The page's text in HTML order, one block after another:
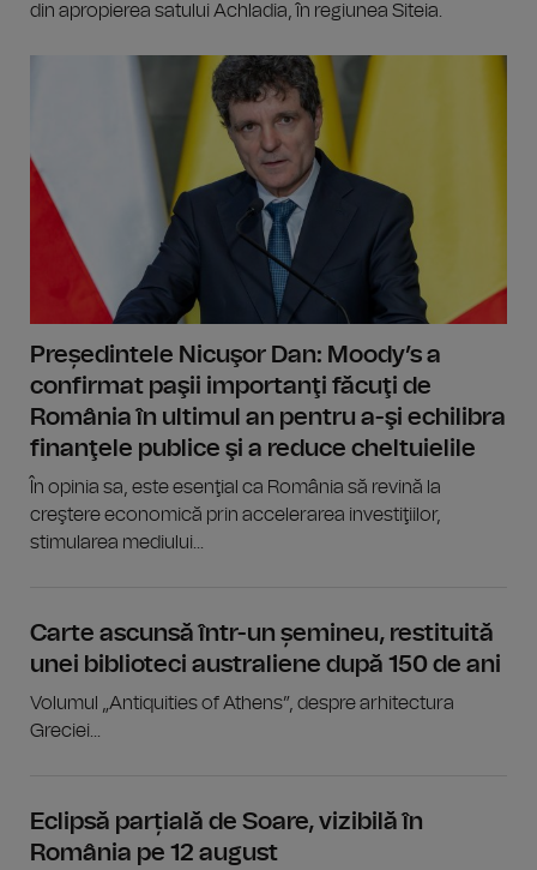
din apropierea satului Achladia, în regiunea Siteia.
Președintele Nicuşor Dan: Moody’s a
confirmat paşii importanţi făcuţi de
România în ultimul an pentru a-şi echilibra
finanţele publice şi a reduce cheltuielile
În opinia sa, este esenţial ca România să revină la
creştere economică prin accelerarea investiţiilor,
stimularea mediului...
Carte ascunsă într-un șemineu, restituită
unei biblioteci australiene după 150 de ani
Volumul „Antiquities of Athens”, despre arhitectura
Greciei...
Eclipsă parțială de Soare, vizibilă în
România pe 12 august